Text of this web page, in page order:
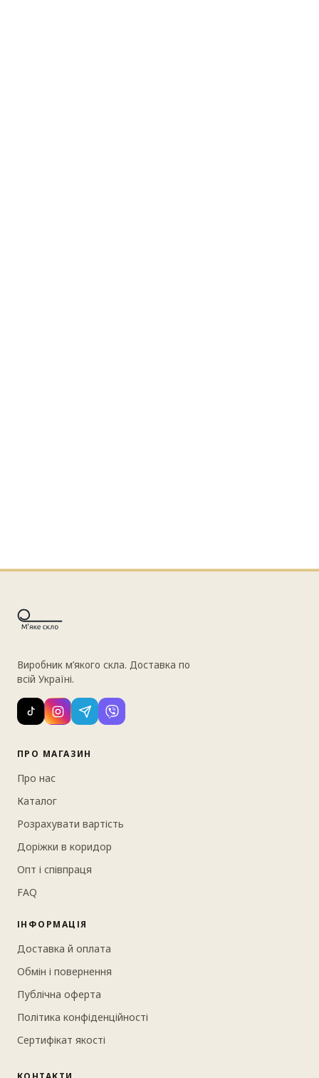
Виробник м’якого скла. Доставка по
всій Україні.
ПРО МАГАЗИН
Про нас
Каталог
Розрахувати вартість
Доріжки в коридор
Опт і співпраця
FAQ
ІНФОРМАЦІЯ
Доставка й оплата
Обмін і повернення
Публічна оферта
Політика конфіденційності
Сертифікат якості